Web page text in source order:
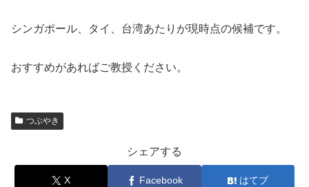
シンガポール、タイ、台湾あたりが現時点の候補です。
おすすめがあればご教授ください。
つぶやき
シェアする
X Facebook はてブ